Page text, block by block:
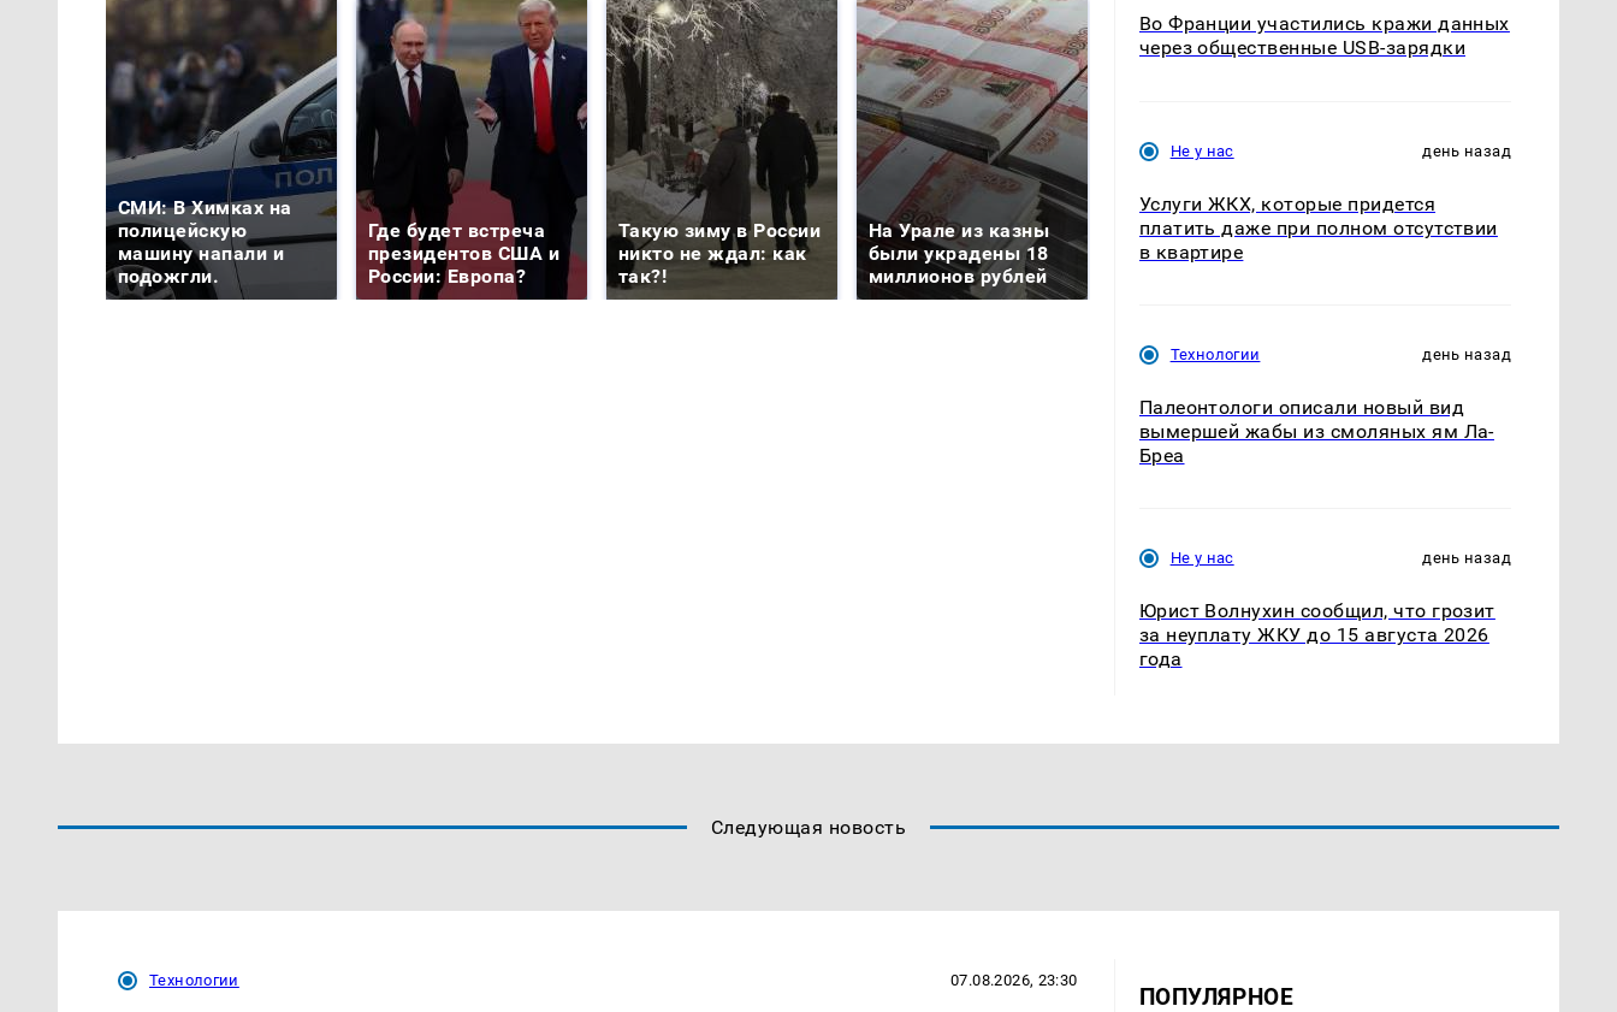
СМИ: В Химках на
полицейскую
машину напали и
подожгли.
Где будет встреча
президентов США и
России: Европа?
Такую зиму в России
никто не ждал: как
так?!
На Урале из казны
были украдены 18
миллионов рублей
Как выглядит место
крушение вертолета на
Не ешьте эту
Во Франции участились кражи данных
через общественные USB-зарядки
Не у нас день назад
Услуги ЖКХ, которые придется
платить даже при полном отсутствии
в квартире
Технологии день назад
Палеонтологи описали новый вид
вымершей жабы из смоляных ям Ла-
Бреа
Не у нас день назад
Юрист Волнухин сообщил, что грозит
за неуплату ЖКУ до 15 августа 2026
года
Следующая новость
Технологии 07.08.2026, 23:30
ПОПУЛЯРНОЕ